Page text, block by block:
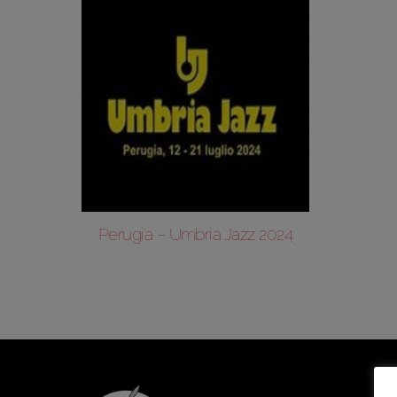
Perugia – Umbria Jazz 2024